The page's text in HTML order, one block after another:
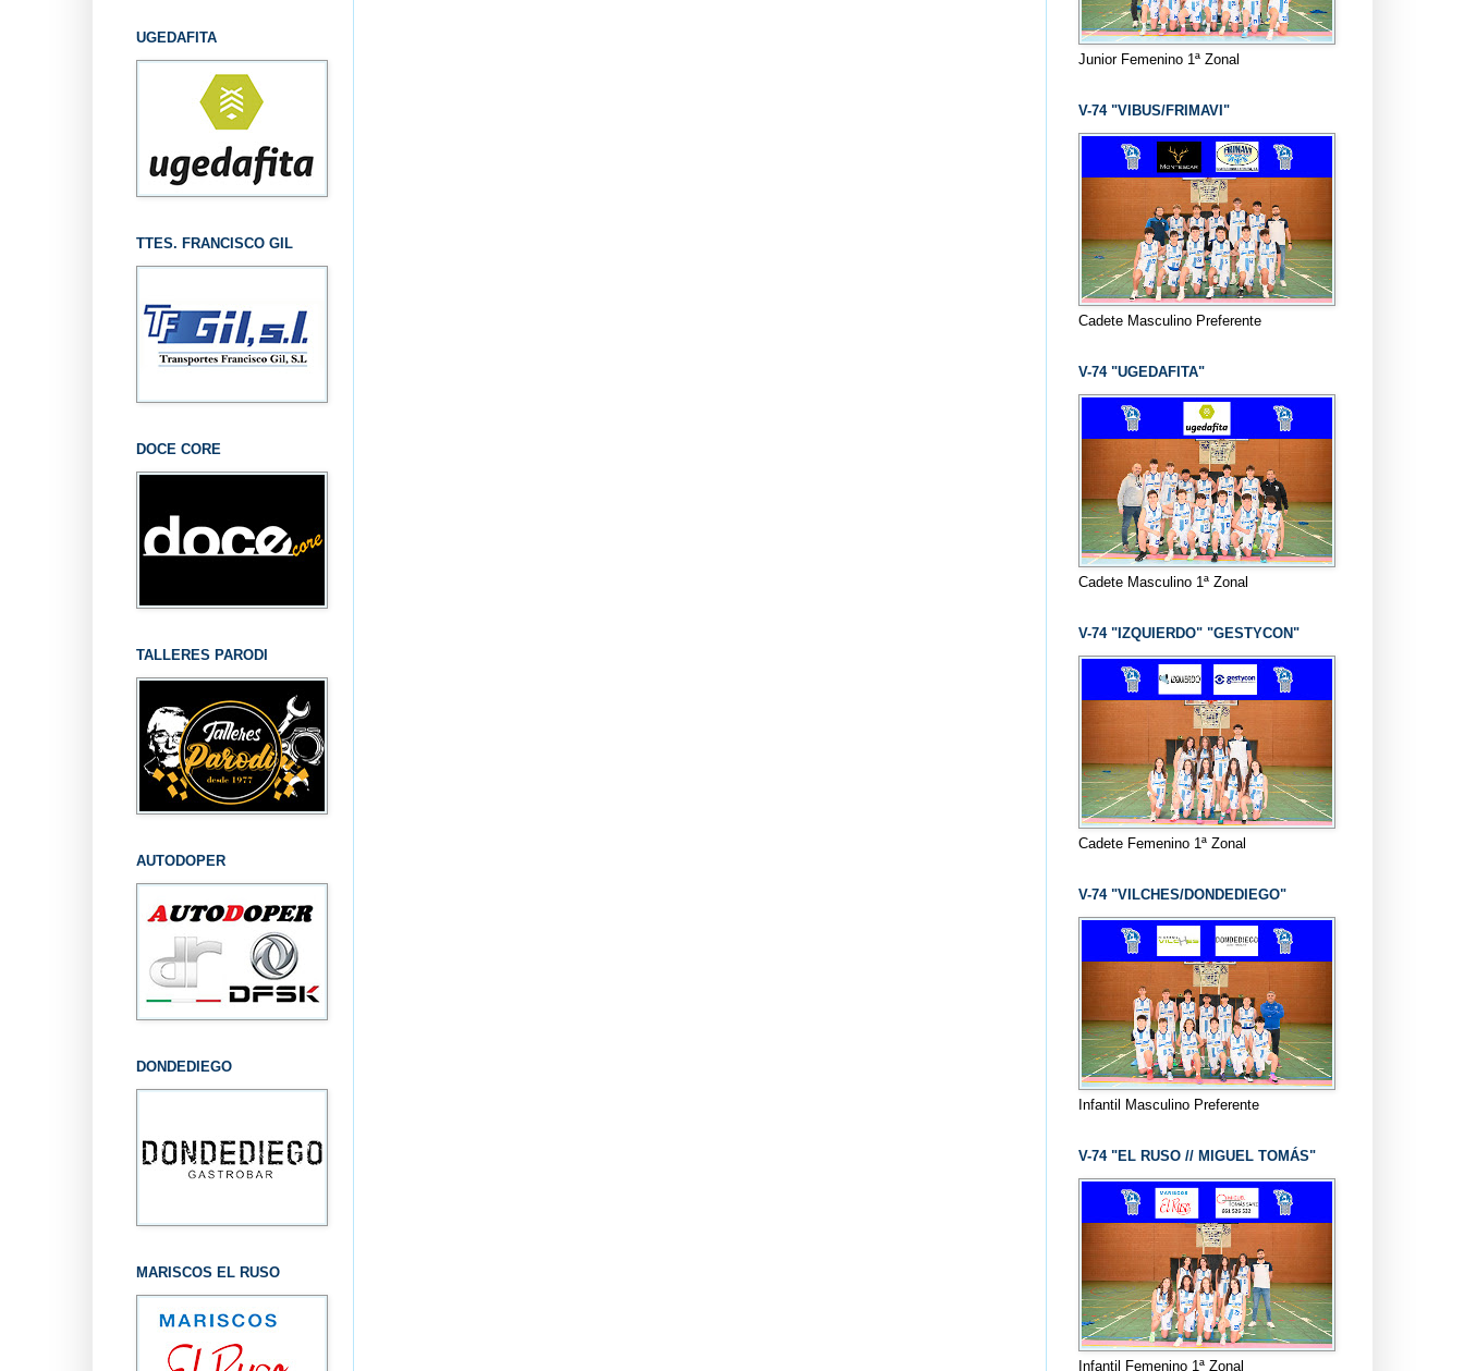
UGEDAFITA
TTES. FRANCISCO GIL
DOCE CORE
TALLERES PARODI
AUTODOPER
DONDEDIEGO
MARISCOS EL RUSO
Junior Femenino 1ª Zonal
V-74 "VIBUS/FRIMAVI"
Cadete Masculino Preferente
V-74 "UGEDAFITA"
Cadete Masculino 1ª Zonal
V-74 "IZQUIERDO" "GESTYCON"
Cadete Femenino 1ª Zonal
V-74 "VILCHES/DONDEDIEGO"
Infantil Masculino Preferente
V-74 "EL RUSO // MIGUEL TOMÁS"
Infantil Femenino 1ª Zonal